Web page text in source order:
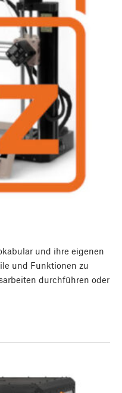
und ihre eigenen
und Funktionen zu
durchführen oder